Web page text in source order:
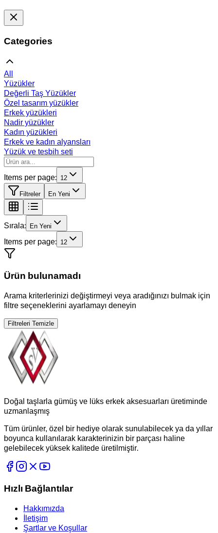
Categories
All
Yüzükler
Değerli Taş Yüzükler
Özel tasarım yüzükler
Erkek yüzükleri
Nadir yüzükler
Kadın yüzükleri
Erkek ve kadın alyansları
Yüzük ve tesbih seti
Items per page: 12
Filtreler En Yeni
Sırala: En Yeni
Items per page: 12
Ürün bulunamadı
Arama kriterlerinizi değiştirmeyi veya aradığınızı bulmak için
filtre seçeneklerini ayarlamayı deneyin
Filtreleri Temizle
Doğal taşlarla gümüş ve lüks erkek aksesuarları üretiminde
uzmanlaşmış
Tüm ürünler, özel bir hediye olarak sunulabilecek ya da yıllar
boyunca kullanılarak karakterinizin bir parçası haline
gelebilecek yüksek kalitede üretilmiştir.
Hızlı Bağlantılar
Hakkımızda
İletişim
Şartlar ve Koşullar